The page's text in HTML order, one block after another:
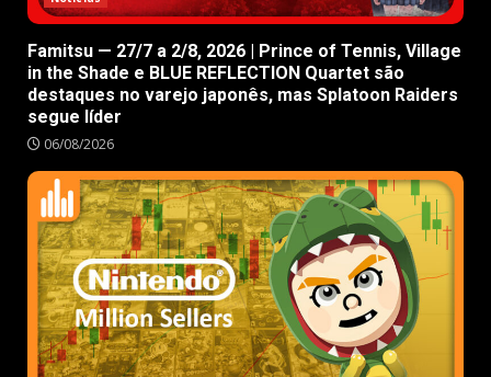
Famitsu — 27/7 a 2/8, 2026 | Prince of Tennis, Village
in the Shade e BLUE REFLECTION Quartet são
destaques no varejo japonês, mas Splatoon Raiders
segue líder
06/08/2026